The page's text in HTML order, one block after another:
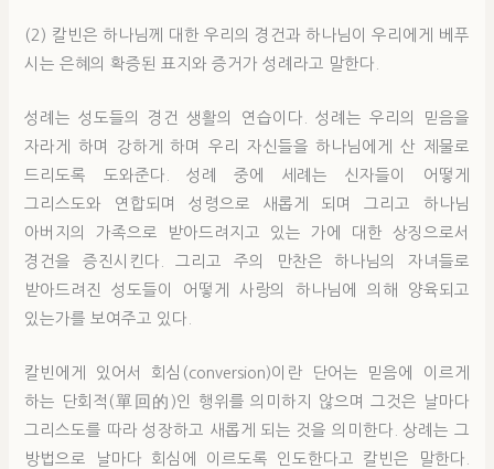
(2) 칼빈은 하나님께 대한 우리의 경건과 하나님이 우리에게 베푸
시는 은혜의 확증된 표지와 증거가 성례라고 말한다.
성례는 성도들의 경건 생활의 연습이다. 성례는 우리의 믿음을
자라게 하며 강하게 하며 우리 자신들을 하나님에게 산 제물로
드리도록 도와준다. 성례 중에 세례는 신자들이 어떻게
그리스도와 연합되며 성령으로 새롭게 되며 그리고 하나님
아버지의 가족으로 받아드려지고 있는 가에 대한 상징으로서
경건을 증진시킨다. 그리고 주의 만찬은 하나님의 자녀들로
받아드려진 성도들이 어떻게 사랑의 하나님에 의해 양육되고
있는가를 보여주고 있다.
칼빈에게 있어서 회심(conversion)이란 단어는 믿음에 이르게
하는 단회적(單回的)인 행위를 의미하지 않으며 그것은 날마다
그리스도를 따라 성장하고 새롭게 되는 것을 의미한다. 상례는 그
방법으로 날마다 회심에 이르도록 인도한다고 칼빈은 말한다.